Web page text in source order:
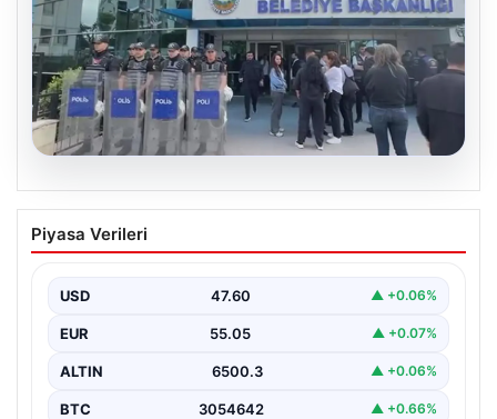
Avcılar Belediyesi’ne operasyon. 12
şüpheli gözaltına alındı
Piyasa Verileri
USD 47.60 ▲ +0.06%
EUR 55.05 ▲ +0.07%
ALTIN 6500.3 ▲ +0.06%
BTC 3054642 ▲ +0.66%